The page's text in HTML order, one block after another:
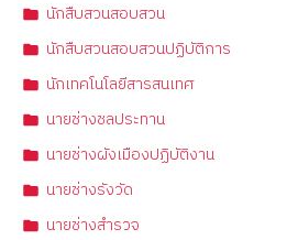
นักสืบสวนสอบสวน
นักสืบสวนสอบสวนปฏิบัติการ
นักเทคโนโลยีสารสนเทศ
นายช่างชลประทาน
นายช่างผังเมืองปฏิบัติงาน
นายช่างรังวัด
นายช่างสำรวจ